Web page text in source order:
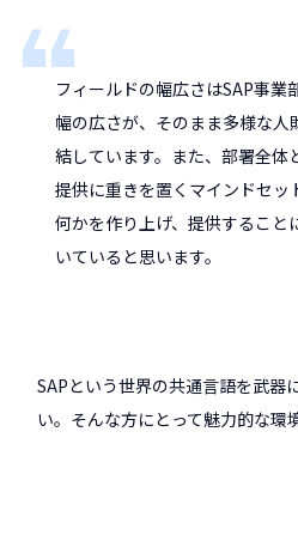
フィールドの幅広さはSAP事業
幅の広さが、そのまま多様な
結しています。また、部署全体
提供に重きを置くマインドセッ
何かを作り上げ、提供すること
いていると思います。
SAPという世界の共通言語を武器
い。そんな方にとって魅力的な環